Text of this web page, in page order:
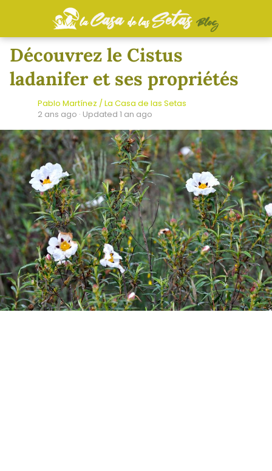
Découvrez le Cistus
ladanifer et ses propriétés
Pablo Martínez / La Casa de las Setas
2 ans ago · Updated 1 an ago